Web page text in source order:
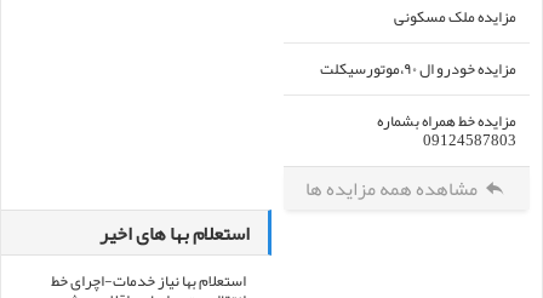
مزایده ملک مسکونی
مزایده خودرو ال ۹۰،موتورسیکلت
مزایده خط همراه بشماره
09124587803
مشاهده همه مزایده ها
استعلام بها های اخیر
استعلام بها نیاز خدمات-اچرای خط